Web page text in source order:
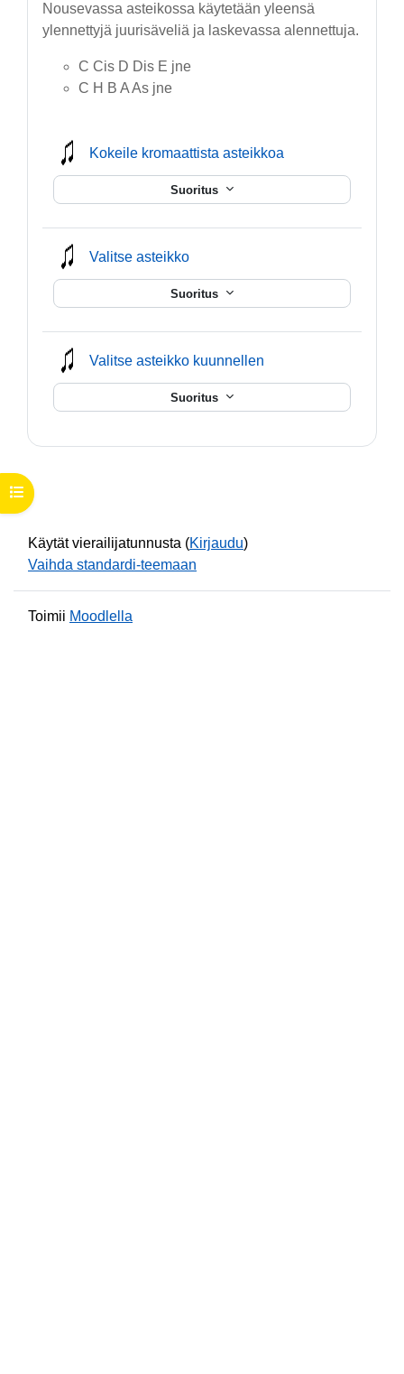
Avaa kurssisisältö
Nousevassa asteikossa käytetään yleensä
ylennettyjä juurisäveliä ja laskevassa alennettuja.
C Cis D Dis E jne
C H B A As jne
Kokeile kromaattista asteikkoa
Suoritus
Valitse asteikkommusic
Suoritus
Valitse asteikko kuunnellen
Suoritus
Käytät vierailijatunnusta (Kirjaudu)
Vaihda standardi-teemaan
Toimii Moodlella